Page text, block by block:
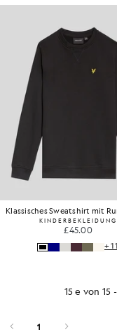
KINDERBEKLEIDUNG
£45.00
+11
15 e von
1